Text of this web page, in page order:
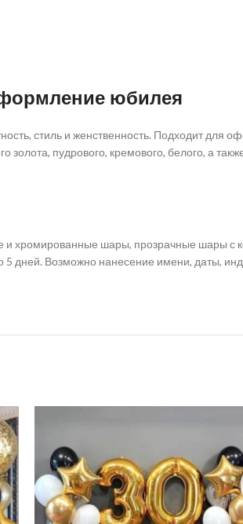
юбилея
стиль и женственность. Подходит
пудрового, кремового, белого, а
хромированные шары, прозрачные шары с
дней. Возможно нанесение имени, даты,